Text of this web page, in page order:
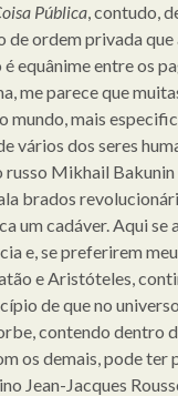
Pública, contudo,
ordem privada que
equânime entre os
me parece que
mundo, mais
vários dos seres
russo Mikhail
brados
um cadáver. Aqui se
e, se preferirem
e Aristóteles,
de que no
contendo dentro
os demais, pode ter
Jean-Jacques